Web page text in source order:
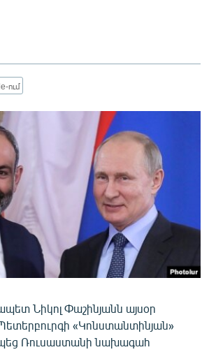
ում
Նիկոլ Փաշինյանն այսօր
«Կոնստանտինյան»
Ռուսաստանի նախագահ